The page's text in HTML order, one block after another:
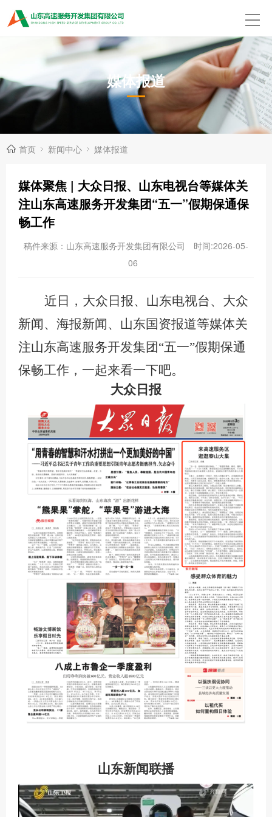
媒体报道
首页 新闻中心 媒体报道
媒体聚焦 | 大众日报、山东电视台等媒体关
注山东高速服务开发集团“五一”假期保通保
畅工作
稿件来源：山东高速服务开发集团有限公司
时间:2026-05-
06
近日，大众日报、山东电视台、大众
新闻、海报新闻、山东国资报道等媒体关
注山东高速服务开发集团“五一”假期保通
保畅工作，一起来看一下吧。
大众日报
山东新闻联播